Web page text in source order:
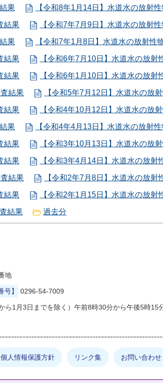
ょうか？
果 【令和8年1月14日】水道水の放射
結果 【令和7年7月9日】水道水の放射
果 【令和7年1月8日】水道水の放射性
結果 【令和6年7月10日】水道水の放射
結果 【令和6年1月10日】水道水の放射
結果 【令和5年7月12日】水道水の放
結果 【令和4年10月12日】水道水の放
果 【令和4年4月13日】水道水の放射
結果 【令和3年10月13日】水道水の放
結果 【令和3年4月14日】水道水の放射
結果 【令和2年7月8日】水道水の放射
結果 【令和2年1月15日】水道水の放射
結果 過去分
地
号】 0296-54-7009
ら1月3日までを除く）午前8時30分から午後5時15
個人情報保護方針 リンク集 お問い合わせ